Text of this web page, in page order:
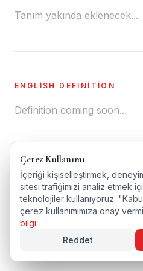
Tanım yakında eklenecek...
ENGLISH DEFINITION
Definition coming soon...
← SÖZLÜĞE DÖN
ENGLISH VERSION
Çerez Kullanımı
İçeriği kişiselleştirmek,
sitesi trafiğimizi analiz etmek
teknolojiler kullanıyoruz.
çerez kullanımımıza onay
bilgi
Reddet
Çerez Kullanımı
İçeriği kişiselleştirmek,
sitesi trafiğimizi analiz etmek
teknolojiler kullanıyoruz.
çerez kullanımımıza onay
bilgi
Reddet